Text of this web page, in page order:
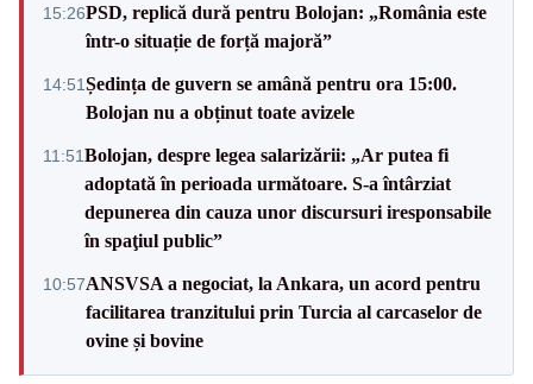
15:26PSD, replică dură pentru Bolojan: „România este
într-o situație de forță majoră”
14:51Ședința de guvern se amână pentru ora 15:00.
Bolojan nu a obținut toate avizele
11:51Bolojan, despre legea salarizării: „Ar putea fi
adoptată în perioada următoare. S-a întârziat
depunerea din cauza unor discursuri iresponsabile
în spaţiul public”
10:57ANSVSA a negociat, la Ankara, un acord pentru
facilitarea tranzitului prin Turcia al carcaselor de
ovine și bovine